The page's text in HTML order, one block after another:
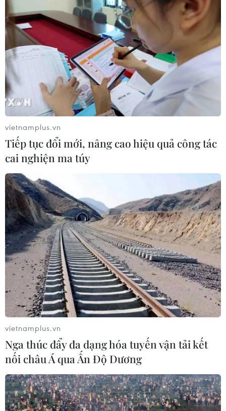
TIN LIÊN QUAN
Nga đánh giá cao nỗ lực của Tổng thống
Donald Trump trong vấn đề Ukraine
08/06/2026 05:33
Nga cho rằng Tổng thống Donald Trump thực sự muốn
chấm dứt cuộc xung đột ở Ukraine và Nga đánh giá
cao sự chân thành cũng như ý chí chính trị của nhà lãnh
đạo Mỹ.
vietnamplus.vn
Tiếp tục đổi mới, nâng cao hiệu quả công tác
cai nghiện ma túy
vietnamplus.vn
Nga thúc đẩy đa dạng hóa tuyến vận tải kết
nối châu Á qua Ấn Độ Dương